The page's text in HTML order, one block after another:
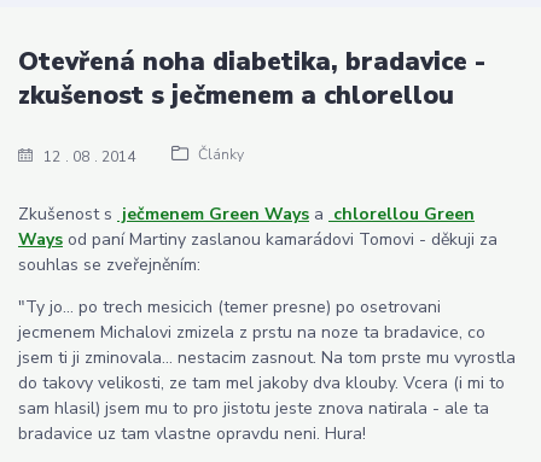
12 08 2014 Články
Otevřená noha diabetika, bradavice -
zkušenost s ječmenem a chlorellou
Zkušenost s ječmenem Green Ways a chlorellou Green
Ways od paní Martiny zaslanou kamarádovi Tomovi - děkuji za
souhlas se zveřejněním:
"Ty jo... po trech mesicich (temer presne) po osetrovani
jecmenem Michalovi zmizela z prstu na noze ta bradavice, co
jsem ti ji zminovala... nestacim zasnout. Na tom prste mu vyrostla
do takovy velikosti, ze tam mel jakoby dva klouby. Vcera (i mi to
sam hlasil) jsem mu to pro jistotu jeste znova natirala - ale ta
bradavice uz tam vlastne opravdu neni. Hura!